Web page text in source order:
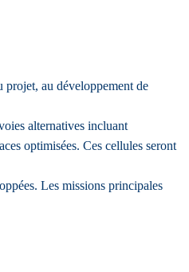
projet, au développement de
alternatives incluant
optimisées. Ces cellules seront
Les missions principales